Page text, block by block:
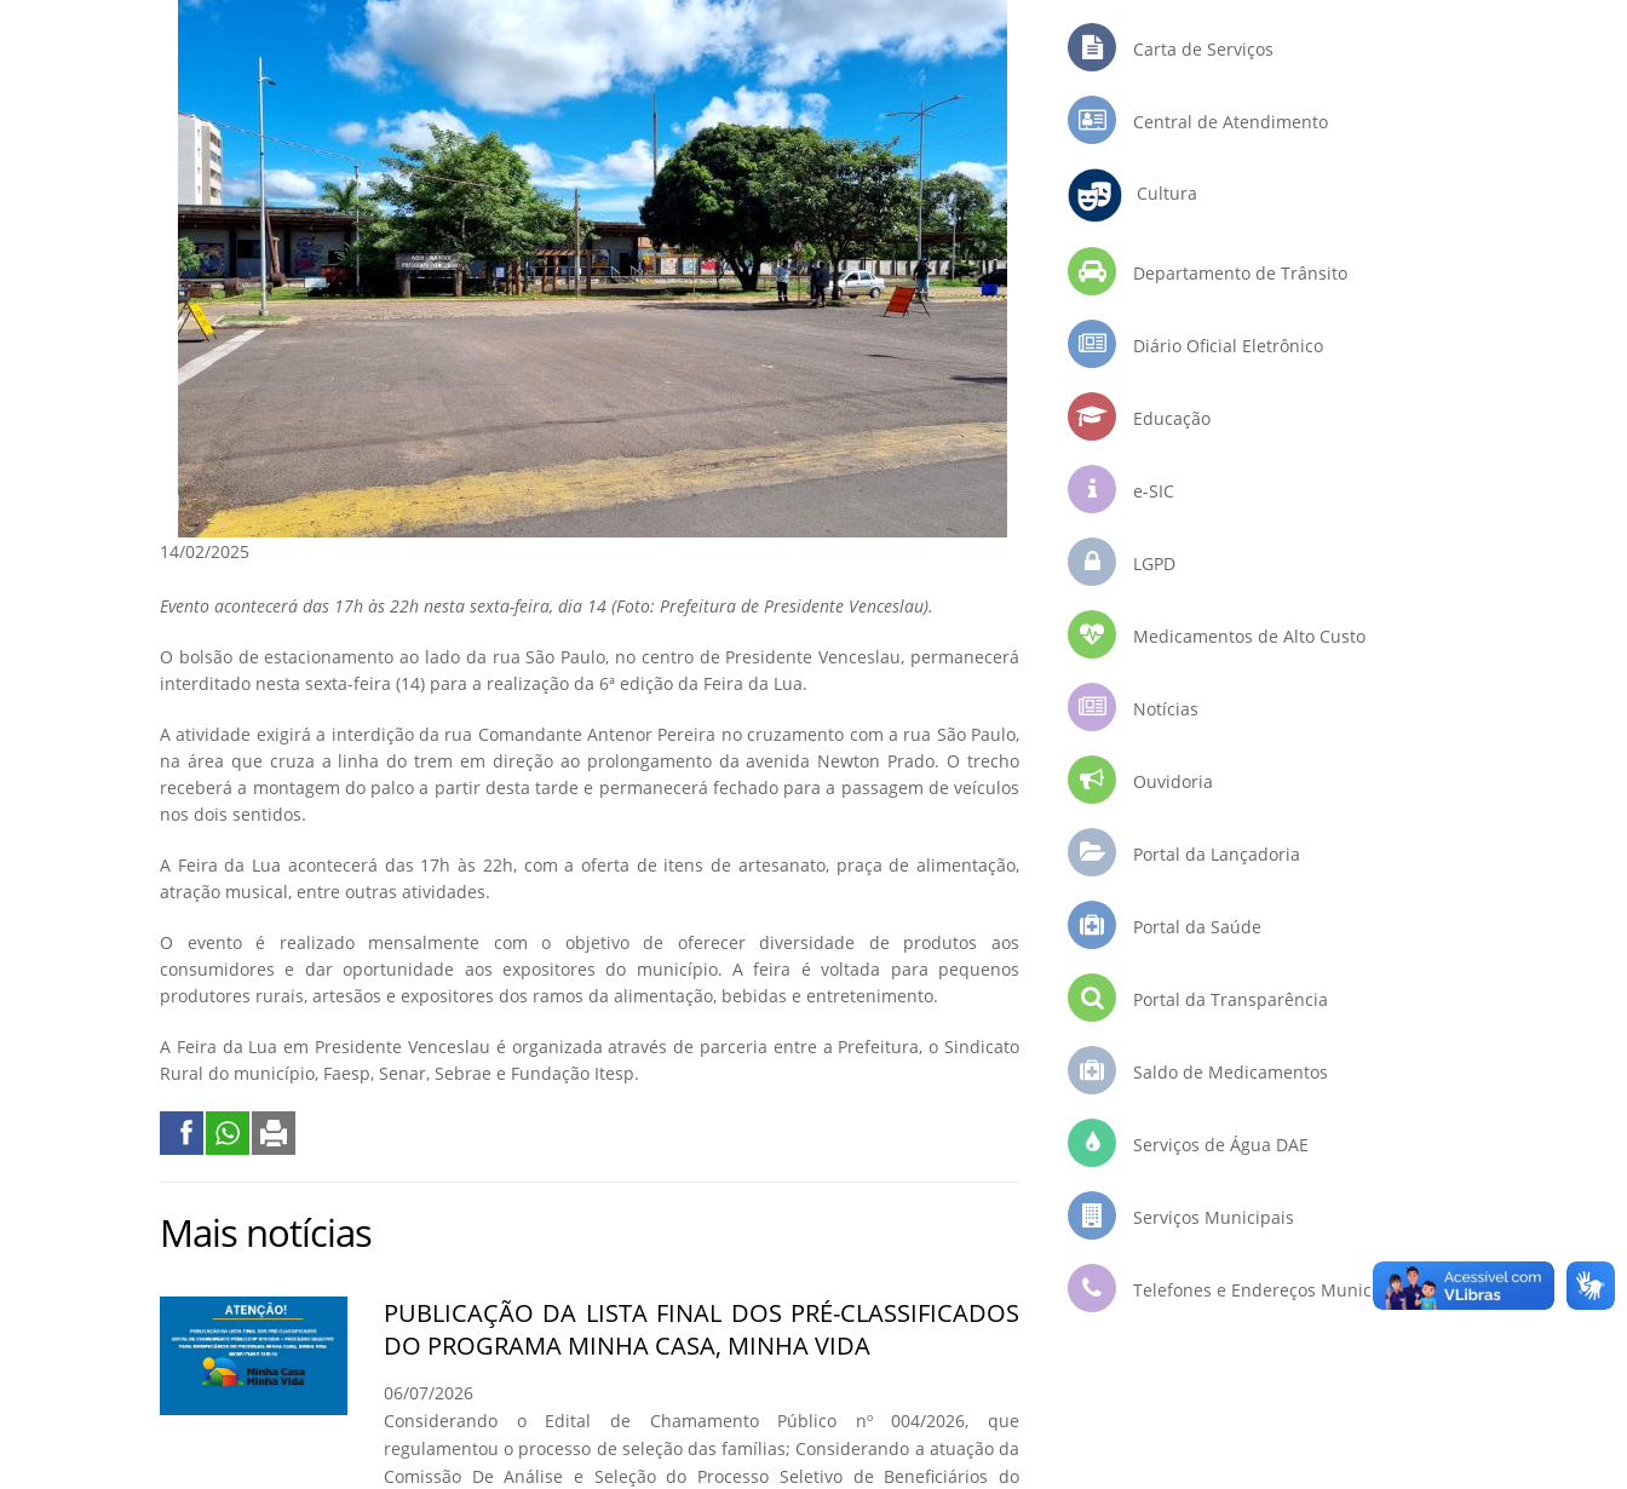
14/02/2025
Evento acontecerá das 17h às 22h nesta sexta-feira, dia 14 (Foto: Prefeitura de Presidente Venceslau).
O bolsão de estacionamento ao lado da rua São Paulo, no centro de Presidente Venceslau, permanecerá
interditado nesta sexta-feira (14) para a realização da 6ª edição da Feira da Lua.
A atividade exigirá a interdição da rua Comandante Antenor Pereira no cruzamento com a rua São Paulo,
na área que cruza a linha do trem em direção ao prolongamento da avenida Newton Prado. O trecho
receberá a montagem do palco a partir desta tarde e permanecerá fechado para a passagem de veículos
nos dois sentidos.
A Feira da Lua acontecerá das 17h às 22h, com a oferta de itens de artesanato, praça de alimentação,
atração musical, entre outras atividades.
O evento é realizado mensalmente com o objetivo de oferecer diversidade de produtos aos
consumidores e dar oportunidade aos expositores do município. A feira é voltada para pequenos
produtores rurais, artesãos e expositores dos ramos da alimentação, bebidas e entretenimento.
A Feira da Lua em Presidente Venceslau é organizada através de parceria entre a Prefeitura, o Sindicato
Rural do município, Faesp, Senar, Sebrae e Fundação Itesp.
Mais notícias
PUBLICAÇÃO DA LISTA FINAL DOS PRÉ-CLASSIFICADOS
DO PROGRAMA MINHA CASA, MINHA VIDA
06/07/2026
Considerando o Edital de Chamamento Público nº 004/2026, que
regulamentou o processo de seleção das famílias; Considerando a atuação da
Comissão De Análise e Seleção do Processo Seletivo de Beneficiários do
Carta de Serviços
Central de Atendimento
Cultura
Departamento de Trânsito
Diário Oficial Eletrônico
Educação
e-SIC
LGPD
Medicamentos de Alto Custo
Notícias
Ouvidoria
Portal da Lançadoria
Portal da Saúde
Portal da Transparência
Saldo de Medicamentos
Serviços de Água DAE
Serviços Municipais
Telefones e Endereços Municipais